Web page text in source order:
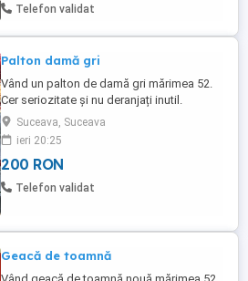
Telefon validat
Palton damă gri
Vând un palton de damă gri mărimea 52.
Cer seriozitate și nu deranjați inutil.
Suceava, Suceava
ieri 20:25
200 RON
Telefon validat
Geacă de toamnă